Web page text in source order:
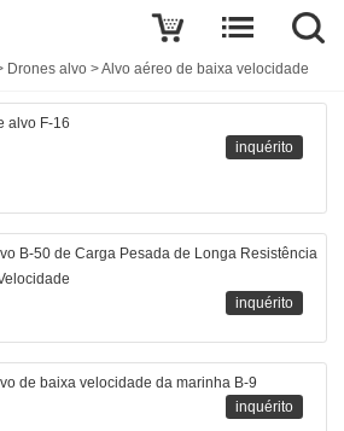
Drones alvo >Alvo aéreo de baixa velocidade
alvo F-16
inquérito
B-50 de Carga Pesada de Longa Resistência
inquérito
de baixa velocidade da marinha B-9
inquérito